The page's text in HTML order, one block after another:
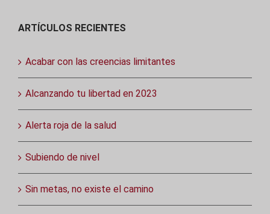
ARTÍCULOS RECIENTES
Acabar con las creencias limitantes
Alcanzando tu libertad en 2023
Alerta roja de la salud
Subiendo de nivel
Sin metas, no existe el camino